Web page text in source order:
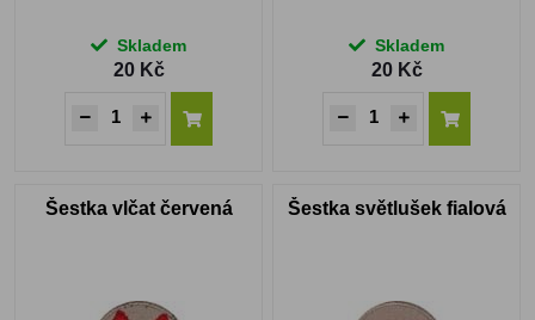
Skladem
20 Kč
Skladem
20 Kč
Šestka vlčat červená Šestka světlušek fialová